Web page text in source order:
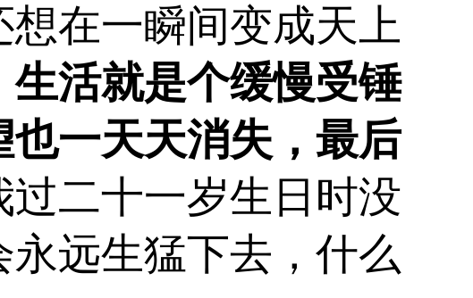
在一瞬间变成天上
生活就是个缓慢受锤
一天天消失，最后
过二十一岁生日时没
远生猛下去，什么